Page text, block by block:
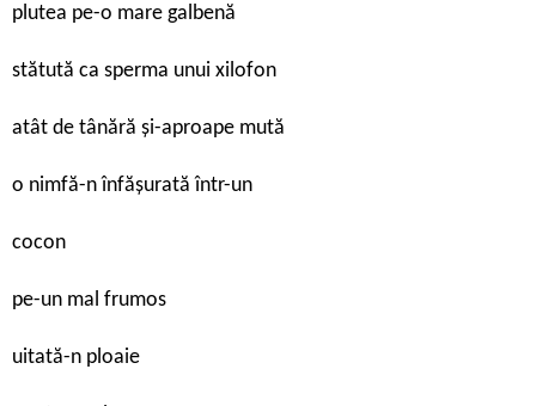
plutea pe-o mare galbenă
stătută ca sperma unui xilofon
atât de tânără și-aproape mută
o nimfă-n înfășurată într-un
cocon
pe-un mal frumos
uitată-n ploaie